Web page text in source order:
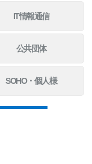
IT情報通信
公共団体
SOHO・個人様